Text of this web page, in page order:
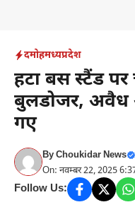
दमोहमध्यप्रदेश
हटा बस स्टैंड पर
बुलडोजर, अवैध
गए
ByChoukidar News
On: नवम्बर 22, 2025
Follow Us: